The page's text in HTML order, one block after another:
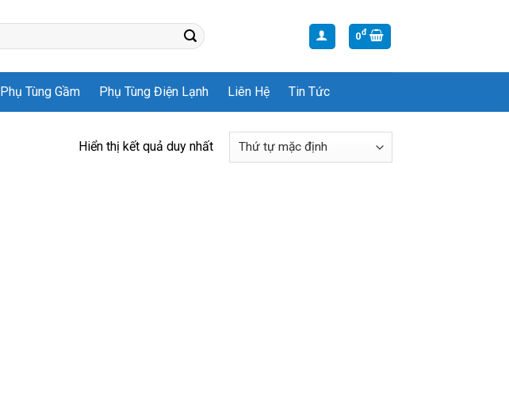
0đ
Phụ Tùng Gầm Phụ Tùng Điện Lạnh Liên Hệ Tin Tức
Hiển thị kết quả duy nhất